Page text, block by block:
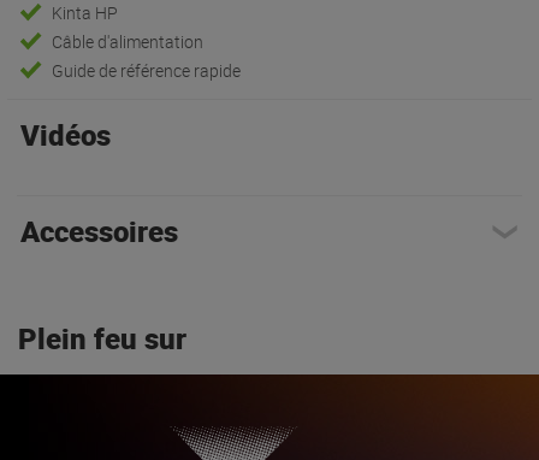
Kinta HP
Câble d'alimentation
Guide de référence rapide
Vidéos
Accessoires
Plein feu sur